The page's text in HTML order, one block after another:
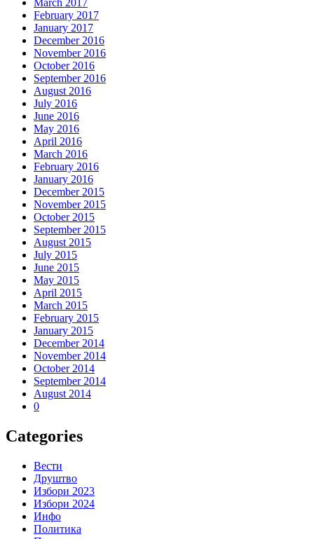
March 2017
February 2017
January 2017
December 2016
November 2016
October 2016
September 2016
August 2016
July 2016
June 2016
May 2016
April 2016
March 2016
February 2016
January 2016
December 2015
November 2015
October 2015
September 2015
August 2015
July 2015
June 2015
May 2015
April 2015
March 2015
February 2015
January 2015
December 2014
November 2014
October 2014
September 2014
August 2014
0
Categories
Вести
Друштво
Избори 2023
Избори 2024
Инфо
Политика